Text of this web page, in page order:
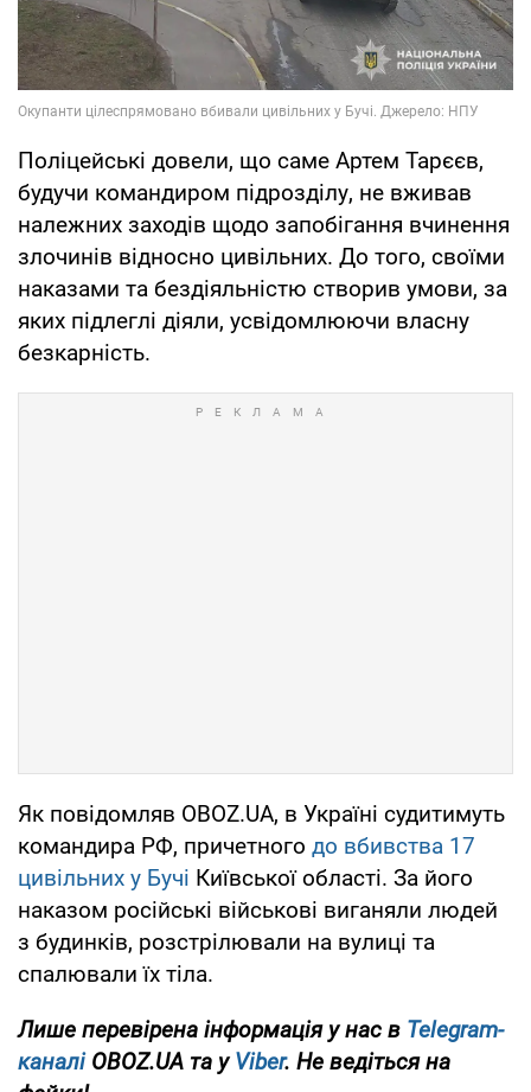
Поліцейські довели, що саме Артем Тарєєв,
будучи командиром підрозділу, не вживав
належних заходів щодо запобігання вчинення
злочинів відносно цивільних. До того, своїми
наказами та бездіяльністю створив умови, за
яких підлеглі діяли, усвідомлюючи власну
безкарність.
Як повідомляв OBOZ.UA, в Україні судитимуть
командира РФ, причетного до вбивства 17
цивільних у Бучі Київської області. За його
наказом російські військові виганяли людей
з будинків, розстрілювали на вулиці та
спалювали їх тіла.
Лише перевірена інформація у нас в Telegram-
каналіOBOZ.UA та уViber. Не ведіться на